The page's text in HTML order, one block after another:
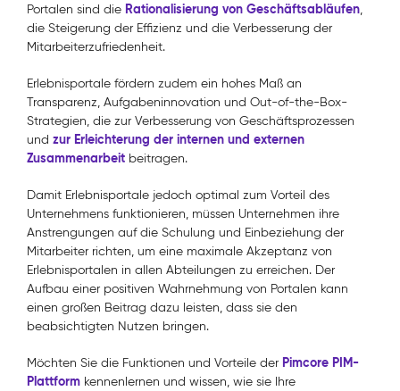
Portalen sind die Rationalisierung von Geschäftsabläufen,
die Steigerung der Effizienz und die Verbesserung der
Mitarbeiterzufriedenheit.
Erlebnisportale fördern zudem ein hohes Maß an
Transparenz, Aufgabeninnovation und Out-of-the-Box-
Strategien, die zur Verbesserung von Geschäftsprozessen
und zur Erleichterung der internen und externen
Zusammenarbeit beitragen.
Damit Erlebnisportale jedoch optimal zum Vorteil des
Unternehmens funktionieren, müssen Unternehmen ihre
Anstrengungen auf die Schulung und Einbeziehung der
Mitarbeiter richten, um eine maximale Akzeptanz von
Erlebnisportalen in allen Abteilungen zu erreichen. Der
Aufbau einer positiven Wahrnehmung von Portalen kann
einen großen Beitrag dazu leisten, dass sie den
beabsichtigten Nutzen bringen.
Möchten Sie die Funktionen und Vorteile der Pimcore PIM-
Plattform kennenlernen und wissen, wie sie Ihre